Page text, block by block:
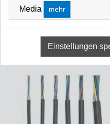
Meterware Gummikabel TITANEX
Art-Nr.: TIKA0535
auf Anfrage
zzgl. Mwst
Media mehr